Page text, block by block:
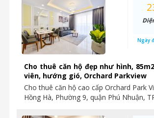
Cho thuê căn hộ đẹp như hình,
viên, hướng gió, Orchard Parkview
Cho thuê căn hộ cao cấp Orchard Park
Hồng Hà, Phường 9, quận Phú Nhuận,
Ngày